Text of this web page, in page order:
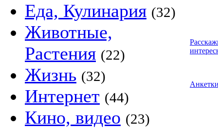
Еда, Кулинария (32)
Животные,
Растения (22)
Жизнь (32)
Интернет (44)
Кино, видео (23)